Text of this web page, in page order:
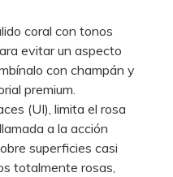
coral con tonos
evitar un aspecto
con champán y
premium.
(UI), limita el rosa
a la acción
superficies casi
totalmente rosas,